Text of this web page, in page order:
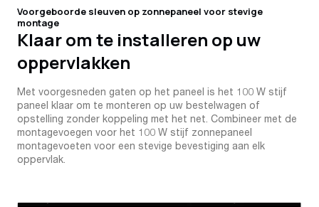
Voorgeboorde sleuven op zonnepaneel voor stevige
montage
Klaar om te installeren op uw
oppervlakken
Met voorgesneden gaten op het paneel is het 100 W stijf
paneel klaar om te monteren op uw bestelwagen of
opstelling zonder koppeling met het net. Combineer met de
montagevoegen voor het 100 W stijf zonnepaneel
montagevoeten voor een stevige bevestiging aan elk
oppervlak.